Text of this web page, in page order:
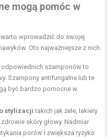
mogą pomóc w
wprowadzić do swojej
Oto najważniejsze z nich:
odpowiednich szamponów to
Szampony antifungalne lub te
być bardzo pomocne w
stylizacji takich jak żele, lakiery
skóry głowy. Nadmiar
porów i zwiększa ryzyko